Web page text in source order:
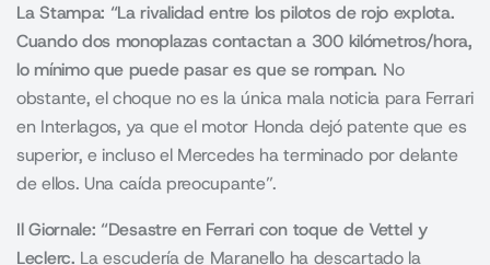
La Stampa: “La rivalidad entre los pilotos de rojo explota.
Cuando dos monoplazas contactan a 300 kilómetros/hora,
lo mínimo que puede pasar es que se rompan. No
obstante, el choque no es la única mala noticia para Ferrari
en Interlagos, ya que el motor Honda dejó patente que es
superior, e incluso el Mercedes ha terminado por delante
de ellos. Una caída preocupante”.
Il Giornale: “Desastre en Ferrari con toque de Vettel y
Leclerc. La escudería de Maranello ha descartado la